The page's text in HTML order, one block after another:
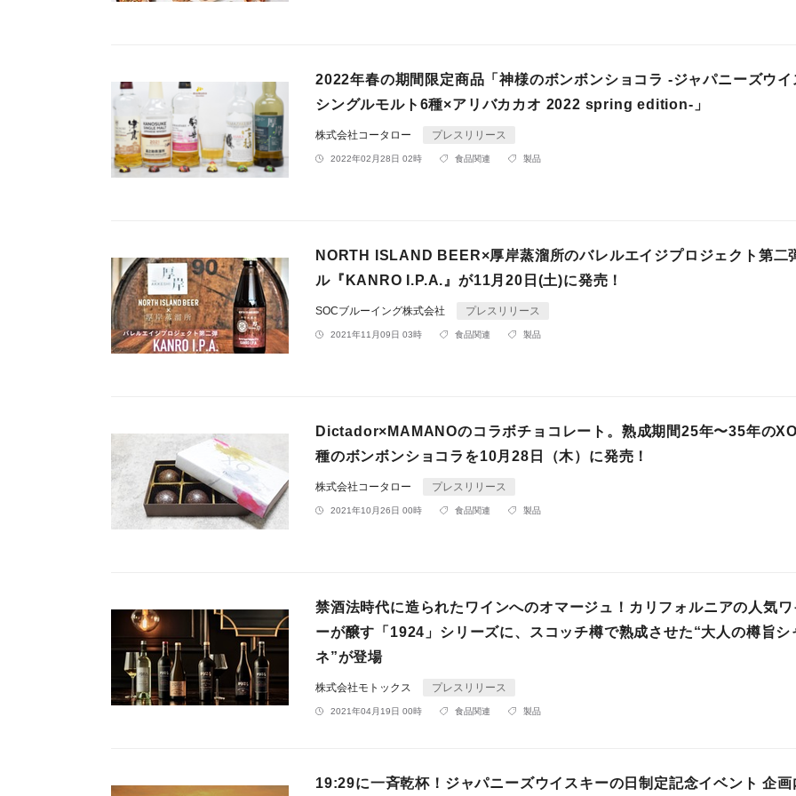
2022年春の期間限定商品「神様のボンボンショコラ -ジャパニーズウイ
シングルモルト6種×アリバカカオ 2022 spring edition-」
株式会社コータロー プレスリリース
2022年02月28日 02時 食品関連 製品
NORTH ISLAND BEER×厚岸蒸溜所のバレルエイジプロジェクト第二
ル『KANRO I.P.A.』が11月20日(土)に発売！
SOCブルーイング株式会社 プレスリリース
2021年11月09日 03時 食品関連 製品
Dictador×MAMANOのコラボチョコレート。熟成期間25年〜35年の
種のボンボンショコラを10月28日（木）に発売！
株式会社コータロー プレスリリース
2021年10月26日 00時 食品関連 製品
禁酒法時代に造られたワインへのオマージュ！カリフォルニアの人気ワ
ーが醸す「1924」シリーズに、スコッチ樽で熟成させた“大人の樽旨シ
ネ”が登場
株式会社モトックス プレスリリース
2021年04月19日 00時 食品関連 製品
19:29に一斉乾杯！ジャパニーズウイスキーの日制定記念イベント 企画